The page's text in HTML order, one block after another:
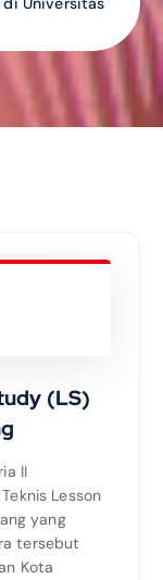
(LS)
II
Lesson
yang
tersebut
Kota